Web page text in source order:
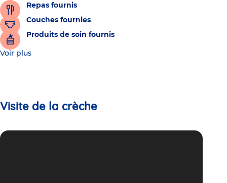
Repas fournis
Couches fournies
Produits de soin fournis
Voir plus
Visite de la crèche